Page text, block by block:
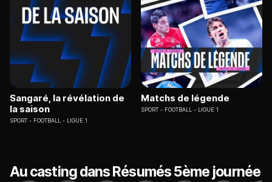
Sangaré, la révélation de
la saison
SPORT FOOTBALL - LIGUE 1
Matchs de légende
SPORT FOOTBALL - LIGUE 1
Au casting dans Résumés 5ème journée